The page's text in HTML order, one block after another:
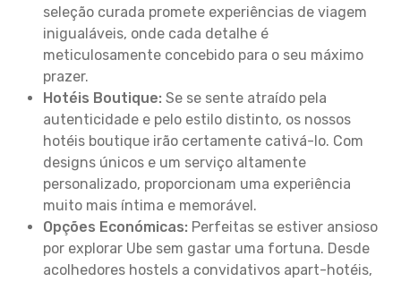
seleção curada promete experiências de viagem
inigualáveis, onde cada detalhe é
meticulosamente concebido para o seu máximo
prazer.
Hotéis Boutique: Se se sente atraído pela
autenticidade e pelo estilo distinto, os nossos
hotéis boutique irão certamente cativá-lo. Com
designs únicos e um serviço altamente
personalizado, proporcionam uma experiência
muito mais íntima e memorável.
Opções Económicas: Perfeitas se estiver ansioso
por explorar Ube sem gastar uma fortuna. Desde
acolhedores hostels a convidativos apart-hotéis,